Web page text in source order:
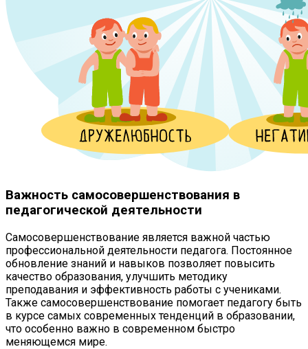
Важность самосовершенствования в
педагогической деятельности
Самосовершенствование является важной частью
профессиональной деятельности педагога. Постоянное
обновление знаний и навыков позволяет повысить
качество образования, улучшить методику
преподавания и эффективность работы с учениками.
Также самосовершенствование помогает педагогу быть
в курсе самых современных тенденций в образовании,
что особенно важно в современном быстро
меняющемся мире.